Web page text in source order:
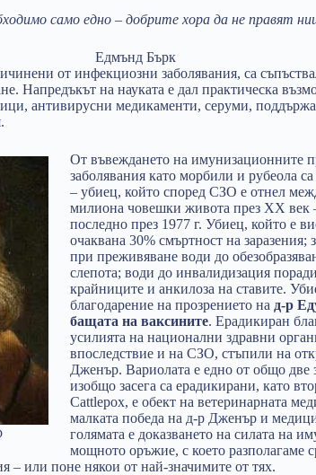
само едно – добрите хора да не правят
Едмънд Бърк
от инфекциозни заболявания, са
Напредъкът на науката е дал практическа
антивирусни медикаменти, серуми,
.
От въвеждането на имунизационните
заболявания като морбили и рубеола
– убиец, който според СЗО е отнел
милиона човешки живота през XX век
последно през 1977 г. Убиец, който е
очаквана 30% смъртност на заразения;
при преживяване води до
слепота; води до инвалидизация
крайниците и анкилоза на ставите.
благодарение на прозрението на д-р
бащата на ваксините. Ерадикиран
усилията на национални здравни
впоследствие и на СЗО, стъпили на
Дженър. Вариолата е едно от общо две
изобщо засега са ерадикирани, като
Cattlepox, е обект на ветеринарната
малката победа на д-р Дженър и
голямата е доказването на силата на
мощното оръжие, с което разполагаме
– или поне някои от най-значимите от тях.